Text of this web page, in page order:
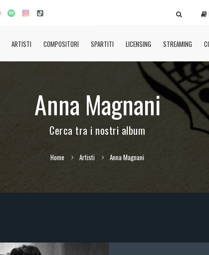
ARTISTI COMPOSITORI SPARTITI LICENSING STREAMING
Anna Magnani
Cerca tra i nostri album
Home Artisti Anna Magnani